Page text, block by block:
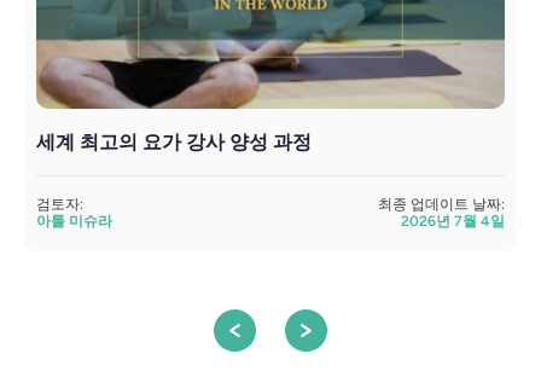
세계 최고의 요가 강사 양성 과정
검토자:
아툴 미슈라
최종 업데이트 날짜:
2026년 7월 4일